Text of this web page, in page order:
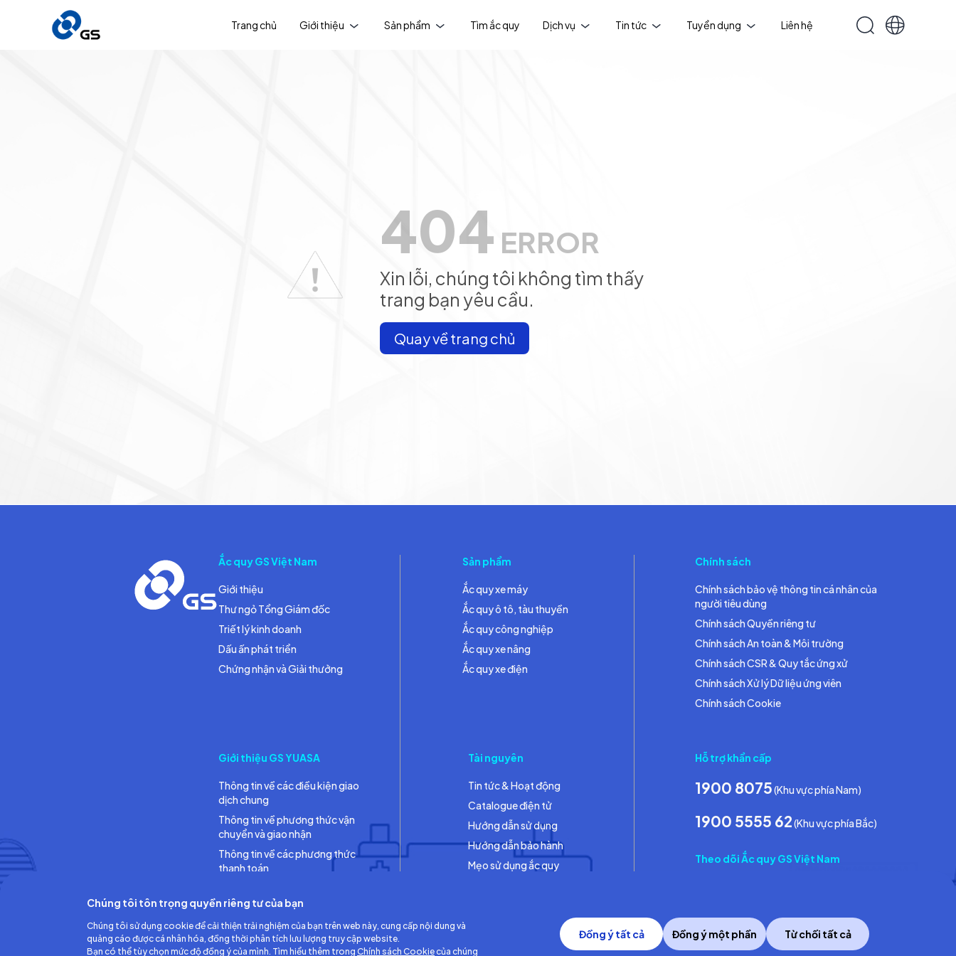
Trang chủ Giới thiệu Sản phẩm Tìm ắc quy Dịch vụ Tin tức Tuyển dụng Liên hệ
404 ERROR
Xin lỗi, chúng tôi không tìm thấy
trang bạn yêu cầu.
Quay về trang chủ
Ắc quy GS Việt Nam
Giới thiệu
Thư ngỏ Tổng Giám đốc
Triết lý kinh doanh
Dấu ấn phát triển
Chứng nhận và Giải thưởng
Sản phẩm
Ắc quy xe máy
Ắc quy ô tô, tàu thuyền
Ắc quy công nghiệp
Ắc quy xe nâng
Ắc quy xe điện
Chính sách
Chính sách bảo vệ thông tin cá nhân của
người tiêu dùng
Chính sách Quyền riêng tư
Chính sách An toàn & Môi trường
Chính sách CSR & Quy tắc ứng xử
Chính sách Xử lý Dữ liệu ứng viên
Chính sách Cookie
Giới thiệu GS YUASA
Thông tin về các điều kiện giao
dịch chung
Thông tin về phương thức vận
chuyển và giao nhận
Thông tin về các phương thức
thanh toán
Tài nguyên
Tin tức & Hoạt động
Catalogue điện tử
Hướng dẫn sử dụng
Hướng dẫn bảo hành
Mẹo sử dụng ắc quy
Hỗ trợ khẩn cấp
1900 8075(Khu vực phía Nam)
1900 5555 62(Khu vực phía Bắc)
Theo dõi Ắc quy GS Việt Nam
Công ty TNHH Ắc quy GS Việt Nam Copyright © 2014 GS Battery Vietnam Co., Ltd
Chúng tôi tôn trọng quyền riêng tư của bạn
Chúng tôi sử dụng cookie để cải thiện trải nghiệm của bạn trên web này, cung cấp nội dung và
quảng cáo được cá nhân hóa, đồng thời phân tích lưu lượng truy cập website.
Bạn có thể tùy chọn mức độ đồng ý của mình. Tìm hiểu thêm trong Chính sách Cookiecủa chúng
Đồng ý tất cả Đồng ý một phần Từ chối tất cả